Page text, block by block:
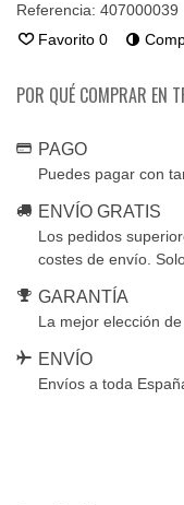
Referencia: 407000039
Favorito 0
POR QUÉ COMPRAR EN
PAGO
Puedes pagar con
ENVÍO GRATIS
Los pedidos
costes de envío.
GARANTÍA
La mejor elección
ENVÍO
Envíos a toda